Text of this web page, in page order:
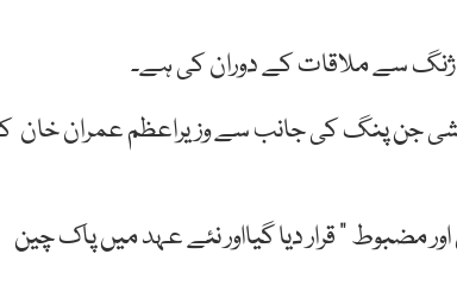
ژنگ سے ملاقات کے دوران کی ہے۔
جن پنگ کی جانب سے وزیراعظم عمران خان
مضبوط ” قرار دیا گیااور نئے عہد میں پاک چین